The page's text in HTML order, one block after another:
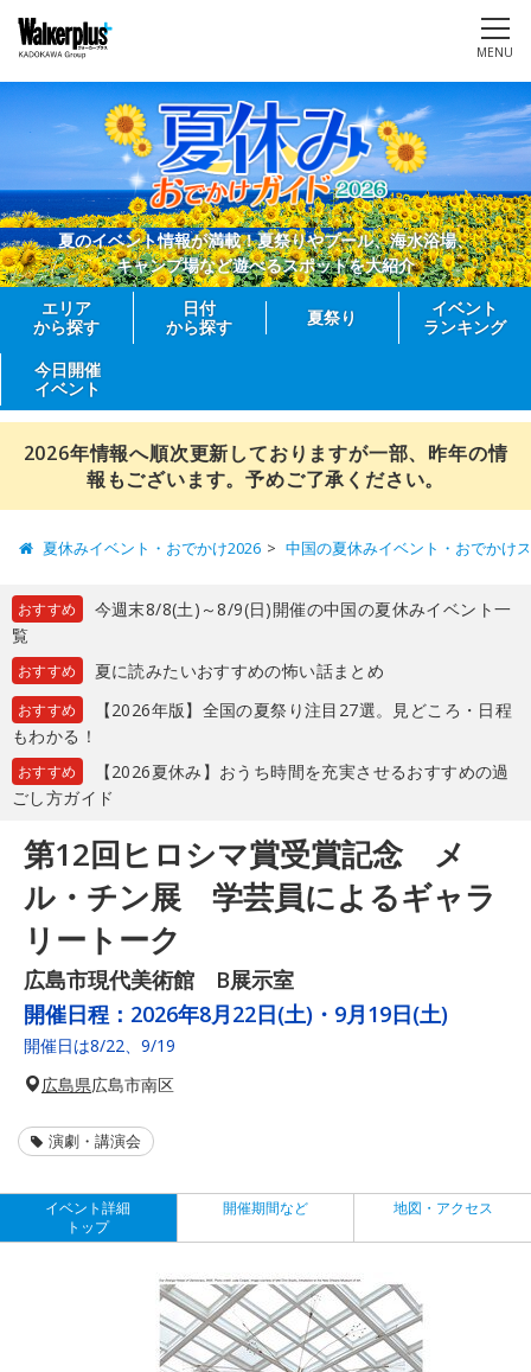
MENU
夏のイベント情報が満載！夏祭りやプール、海水浴場、
キャンプ場など遊べるスポットを大紹介
エリア
から探す
日付
から探す
夏祭り
イベント
ランキング
今日開催
イベント
2026年情報へ順次更新しておりますが一部、昨年の情
報もございます。予めご了承ください。
夏休みイベント・おでかけ2026 中国の夏休みイベント・おでかけ
おすすめ
今週末8/8(土)～8/9(日)開催の中国の夏休みイベント一
覧
おすすめ 夏に読みたいおすすめの怖い話まとめ
おすすめ
【2026年版】全国の夏祭り注目27選。見どころ・日程
もわかる！
おすすめ
【2026夏休み】おうち時間を充実させるおすすめの過
ごし方ガイド
第12回ヒロシマ賞受賞記念 メ
ル・チン展 学芸員によるギャラ
リートーク
広島市現代美術館 B展示室
開催日程： 2026年8月22日(土)・9月19日(土)
開催日は8/22、9/19
広島県広島市南区
演劇・講演会
イベント詳細
トップ
開催期間など 地図・アクセス